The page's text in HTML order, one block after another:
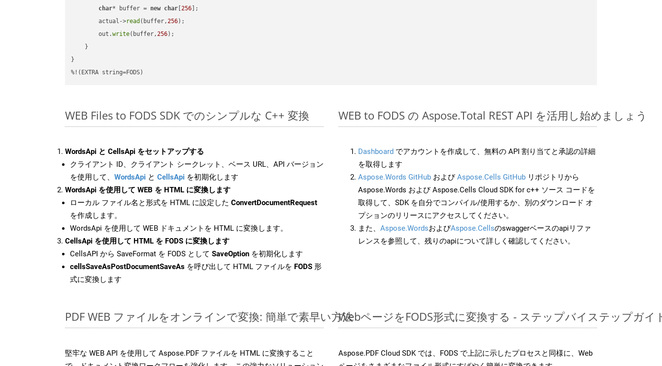
char* buffer = new char [256 ];
        actual->
read (buffer,256);
        out.
write(buffer,256);
    }
}
%!(EXTRA string=FODS)
WEB Files to FODS SDK でのシンプルな C++ 変換
WordsApi と CellsApi をセットアップする
クライアント ID、クライアント シークレット、ベース URL、API バージョン
を使用して、 WordsApi と CellsApi を初期化します
WordsApi を使用して WEB を HTML に変換します
ローカル ファイル名と形式を HTML に設定した ConvertDocumentRequest
を作成します。
WordsApi を使用して WEB ドキュメントを HTML に変換します。
CellsApi を使用して HTML を FODS に変換します
CellsAPI から SaveFormat を FODS として SaveOption を初期化します
cellsSaveAsPostDocumentSaveAs を呼び出して HTML ファイルを FODS 形
式に変換します
WEB to FODS の Aspose.Total REST API を活用し始めましょう
Dashboard でアカウントを作成して、無料の API 割り当てと承認の詳細
を取得します
Aspose.Words GitHub およびAspose.Cells GitHub リポジトリから
Aspose.Words および Aspose.Cells Cloud SDK for c++ ソース コードを
取得して、SDK を自分でコンパイル/使用するか、別のダウンロード オ
プションのリリースにアクセスしてください。
また、 Aspose.WordsおよびAspose.Cellsのswaggerベースのapiリファ
レンスを参照して、残りのapiについて詳しく確認してください。
PDF WEB ファイルをオンラインで変換: 簡単で素早い方法
堅牢な WEB API を使用して Aspose.PDF ファイルを HTML に変換すること
WebページをFODS形式に変換する - ステップバイステップガイ
Aspose.PDF Cloud SDK では、FODS で上記に示したプロセスと同様に、Web